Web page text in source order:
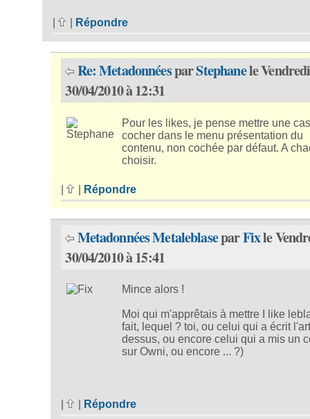
Répondre
Re: MetadonnéesparStephanele Vendredi
30/04/2010 à 12:31
Pour les likes, je pense mettre une
cocher dans le menu présentation du
contenu, non cochée par défaut. A
choisir.
| Répondre
Metadonnées MetaleblaseparFixle
30/04/2010 à 15:41
Mince alors !
Moi qui m'apprêtais à mettre I like
fait, lequel ? toi, ou celui qui a écrit
dessus, ou encore celui qui a mis un
sur Owni, ou encore ... ?)
| Répondre